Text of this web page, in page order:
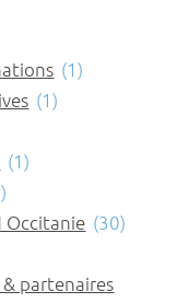
(1)
(1)
(1)
Occitanie (30)
& partenaires